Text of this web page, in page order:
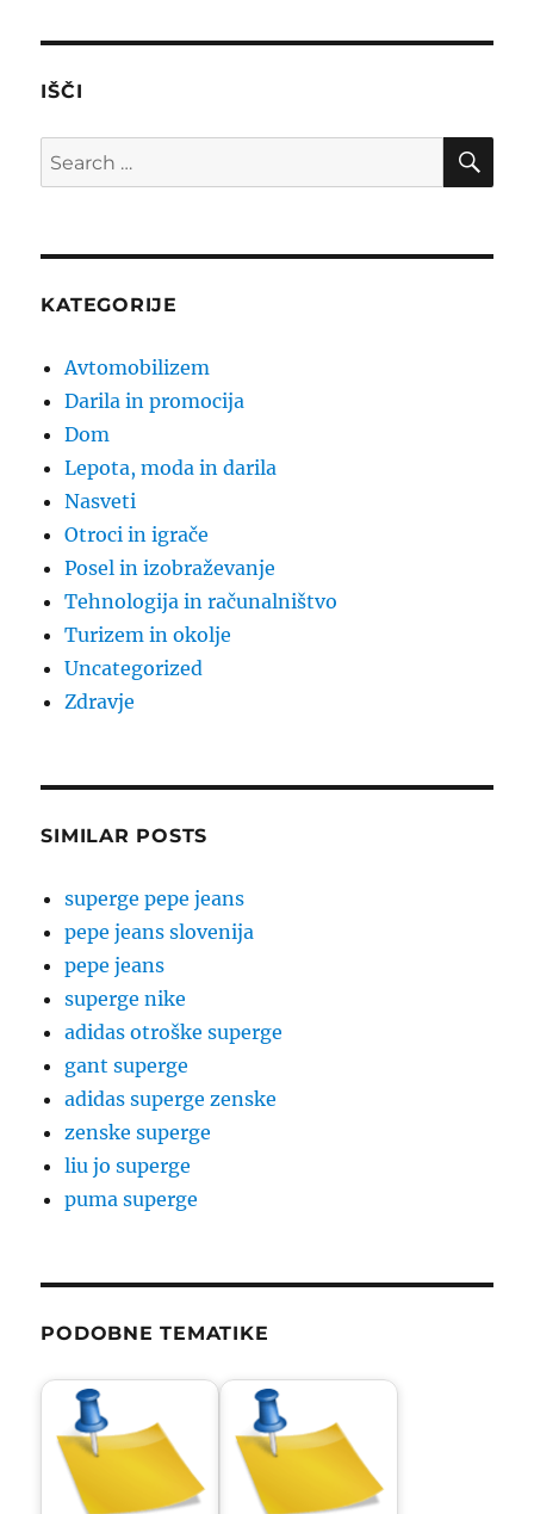
IŠČI
Search
for:
KATEGORIJE
Avtomobilizem
Darila in promocija
Dom
Lepota, moda in darila
Nasveti
Otroci in igrače
Posel in izobraževanje
Tehnologija in računalništvo
Turizem in okolje
Uncategorized
Zdravje
SIMILAR POSTS
superge pepe jeans
pepe jeans slovenija
pepe jeans
superge nike
adidas otroške superge
gant superge
adidas superge zenske
zenske superge
liu jo superge
puma superge
PODOBNE TEMATIKE